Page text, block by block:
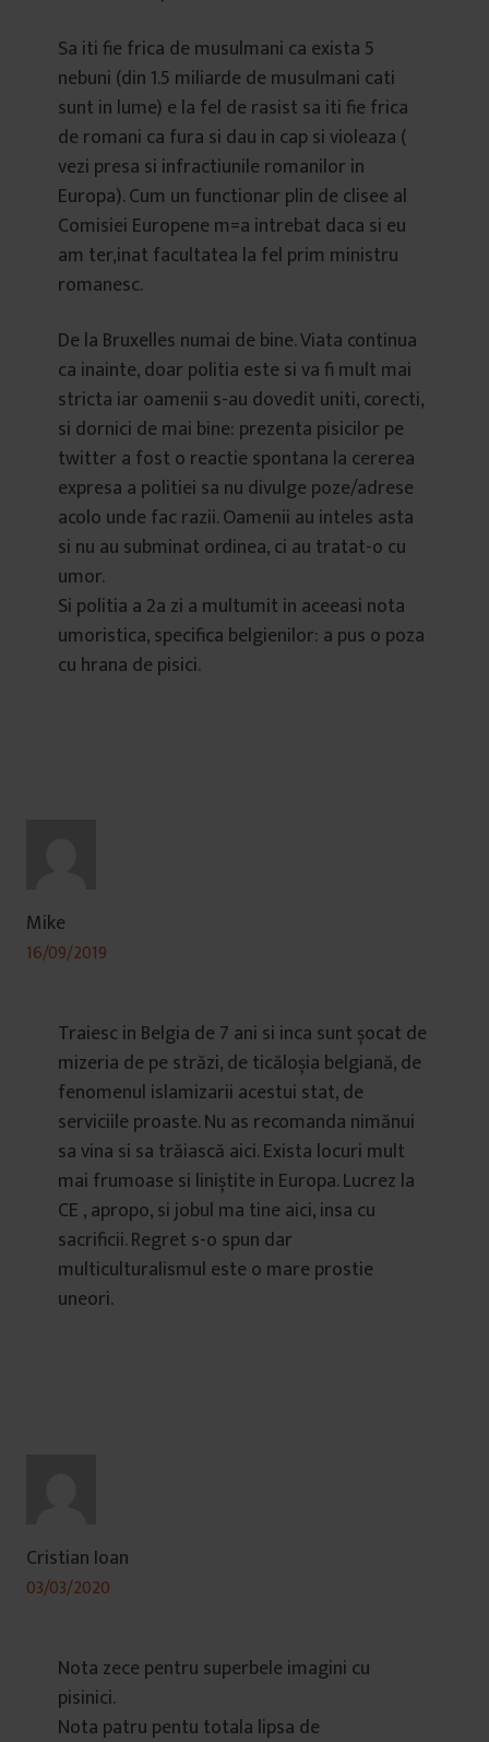
Sa iti fie frica de musulmani ca exista 5
nebuni (din 1.5 miliarde de musulmani cati
sunt in lume) e la fel de rasist sa iti fie frica
de romani ca fura si dau in cap si violeaza (
vezi presa si infractiunile romanilor in
Europa). Cum un functionar plin de clisee al
Comisiei Europene m=a intrebat daca si eu
am ter,inat facultatea la fel prim ministru
romanesc.
De la Bruxelles numai de bine. Viata continua
ca inainte, doar politia este si va fi mult mai
stricta iar oamenii s-au dovedit uniti, corecti,
si dornici de mai bine: prezenta pisicilor pe
twitter a fost o reactie spontana la cererea
expresa a politiei sa nu divulge poze/adrese
acolo unde fac razii. Oamenii au inteles asta
si nu au subminat ordinea, ci au tratat-o cu
umor.
Si politia a 2a zi a multumit in aceeasi nota
umoristica, specifica belgienilor: a pus o poza
cu hrana de pisici.
Mike
16/09/2019
Traiesc in Belgia de 7 ani si inca sunt șocat de
mizeria de pe străzi, de ticăloșia belgiană, de
fenomenul islamizarii acestui stat, de
serviciile proaste. Nu as recomanda nimănui
sa vina si sa trăiască aici. Exista locuri mult
mai frumoase si liniștite in Europa. Lucrez la
CE , apropo, si jobul ma tine aici, insa cu
sacrificii. Regret s-o spun dar
multiculturalismul este o mare prostie
uneori.
Cristian Ioan
03/03/2020
Nota zece pentru superbele imagini cu
pisinici.
Nota patru pentu totala lipsa de